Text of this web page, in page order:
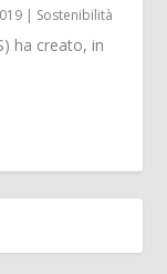
| Sostenibilità
ha creato, in